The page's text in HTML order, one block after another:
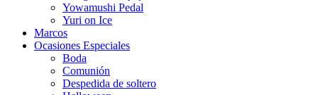
Yowamushi Pedal
Yuri on Ice
Marcos
Ocasiones Especiales
Boda
Comunión
Despedida de soltero